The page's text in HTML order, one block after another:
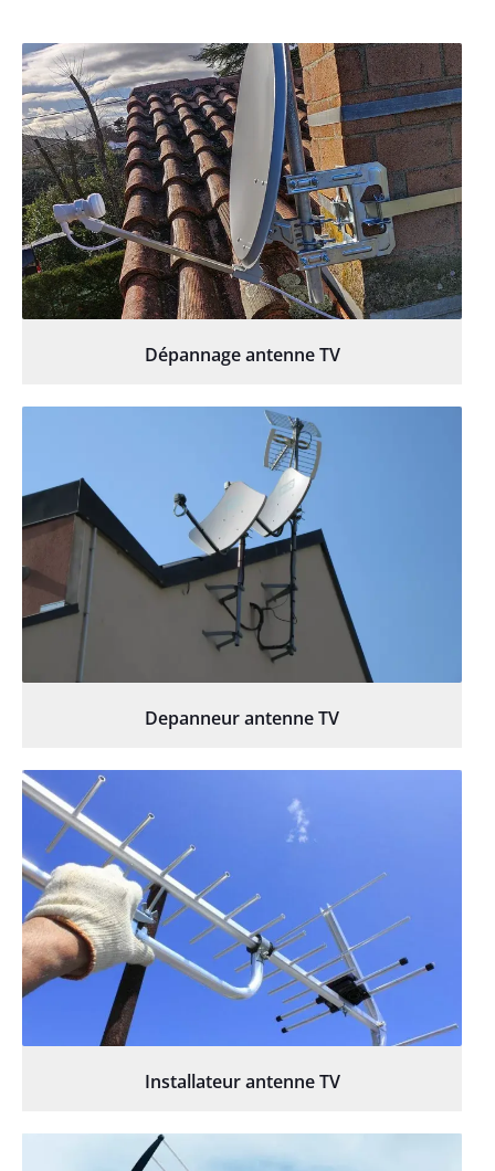
Dépannage antenne TV
Depanneur antenne TV
Installateur antenne TV